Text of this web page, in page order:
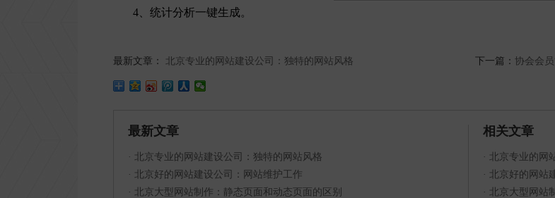
4、统计分析一键生成。
最新文章： 北京专业的网站建设公司：独特的网站风格 下一篇： 协会会
最新文章
·
北京专业的网站建设公司：独特的网站风格
·
北京好的网站建设公司：网站维护工作
·
北京大型网站制作：静态页面和动态页面的区别
相关文章
·
北京专业的网
·
北京好的网站
·
北京大型网站